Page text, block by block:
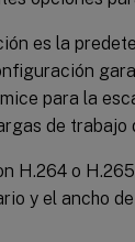
es la
para la
de trabajo
H.264 o
y el ancho